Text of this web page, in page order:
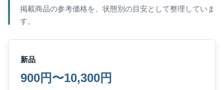
掲載商品の参考価格を、状態別の目安として整理していま
す。
新品
900円〜10,300円